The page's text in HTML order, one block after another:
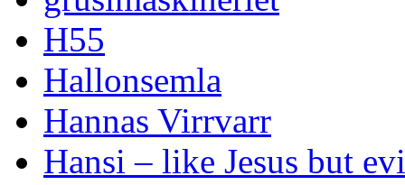
H55
Hallonsemla
Hannas Virrvarr
Hansi – like Jesus but